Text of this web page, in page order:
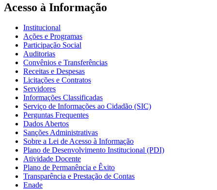
Acesso à Informação
Institucional
Ações e Programas
Participação Social
Auditorias
Convênios e Transferências
Receitas e Despesas
Licitações e Contratos
Servidores
Informações Classificadas
Serviço de Informações ao Cidadão (SIC)
Perguntas Frequentes
Dados Abertos
Sanções Administrativas
Sobre a Lei de Acesso à Informação
Plano de Desenvolvimento Institucional (PDI)
Atividade Docente
Plano de Permanência e Êxito
Transparência e Prestação de Contas
Enade